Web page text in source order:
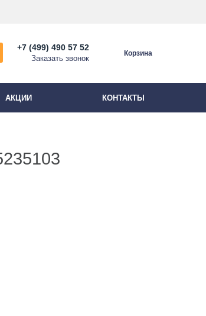
+7 (499) 490 57 52
Заказать звонок
Корзина
АКЦИИ КОНТАКТЫ